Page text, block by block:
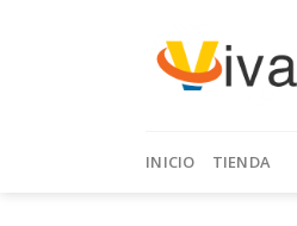
INICIO TIENDA